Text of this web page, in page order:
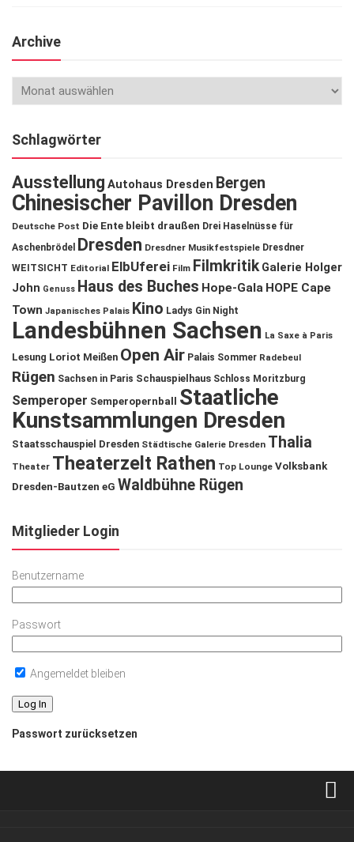
Archive
Schlagwörter
Ausstellung Autohaus Dresden Bergen
Chinesischer Pavillon Dresden
Deutsche Post Die Ente bleibt draußen Drei Haselnüsse für
Aschenbrödel
Dresden Dresdner Musikfestspiele Dresdner
WEITSICHT Editorial ElbUferei Film Filmkritik Galerie Holger
John Genuss Haus des Buches Hope-Gala HOPE Cape
Town Japanisches Palais Kino Ladys Gin Night
Landesbühnen Sachsen La Saxe à Paris
Lesung Loriot Meißen Open Air Palais Sommer Radebeul
Rügen Sachsen in Paris Schauspielhaus Schloss Moritzburg
Semperoper Semperopernball
Staatliche
Kunstsammlungen Dresden
Staatsschauspiel Dresden Städtische Galerie Dresden Thalia
Theater Theaterzelt Rathen Top Lounge Volksbank
Dresden-Bautzen eG Waldbühne Rügen
Mitglieder Login
Benutzername
Passwort
Angemeldet bleiben
Passwort zurücksetzen